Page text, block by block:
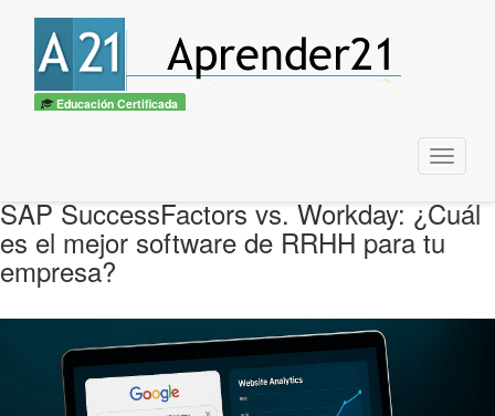
Educación Certificada
Menu
SAP SuccessFactors vs. Workday: ¿Cuál
es el mejor software de RRHH para tu
empresa?